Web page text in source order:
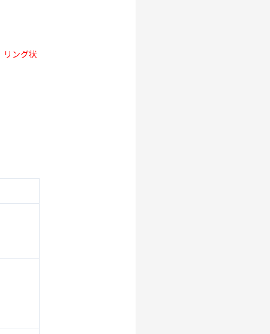
リング状